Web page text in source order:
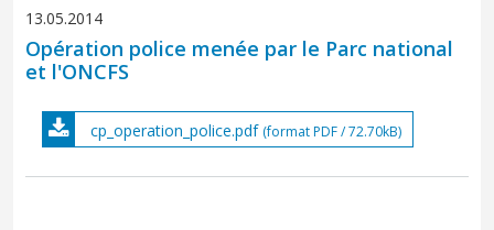
13.05.2014
Opération police menée par le Parc national
et l'ONCFS
cp_operation_police.pdf (format PDF / 72.70kB)